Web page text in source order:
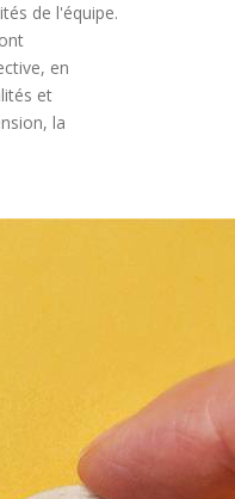
de l'équipe.
en
et
la